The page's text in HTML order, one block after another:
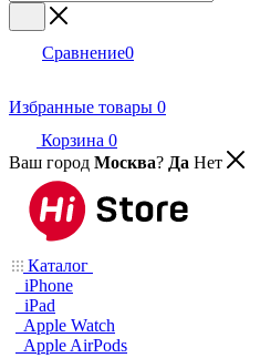
Сравнение0
Избранные товары 0
Корзина 0
Ваш город Москва? Да Нет
Каталог
iPhone
iPad
Apple Watch
Apple AirPods